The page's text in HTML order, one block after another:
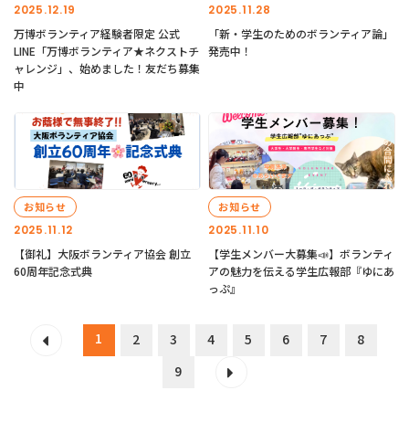
2025.12.19
万博ボランティア経験者限定 公式
LINE「万博ボランティア★ネクストチ
ャレンジ」、始めました！友だち募集
中
2025.11.28
「新・学生のためのボランティア論」
発売中！
2025.11.12
お知らせ
【御礼】大阪ボランティア協会 創立
60周年記念式典
2025.11.10
お知らせ
【学生メンバー大募集📣】ボランティ
アの魅力を伝える学生広報部『ゆにあ
っぷ』
1 2 3 4 5 6 7
8
9